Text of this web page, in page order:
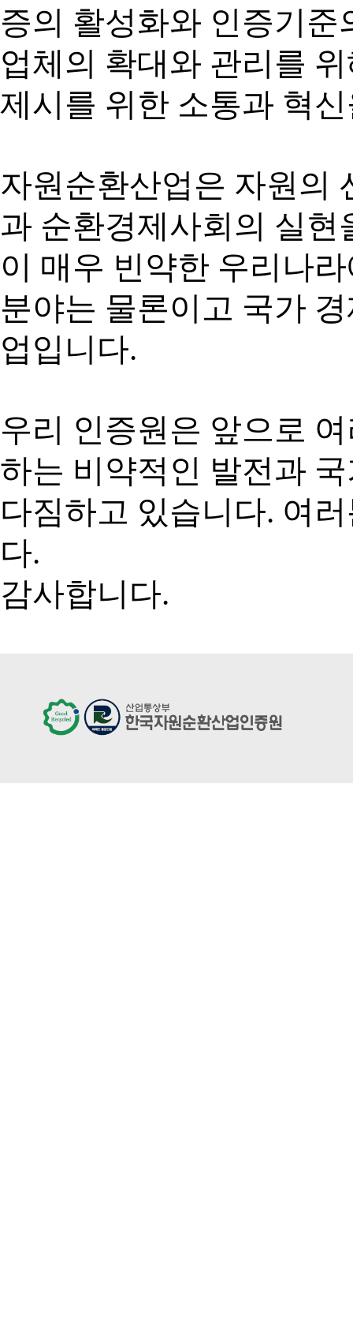
증의 활성화와 인증기
업체의 확대와 관리를
제시를 위한 소통과 혁
자원순환산업은 자원의
과 순환경제사회의 실
이 매우 빈약한 우리나
분야는 물론이고 국가
업입니다.
우리 인증원은 앞으로
하는 비약적인 발전과
다짐하고 있습니다. 여
다.
감사합니다.